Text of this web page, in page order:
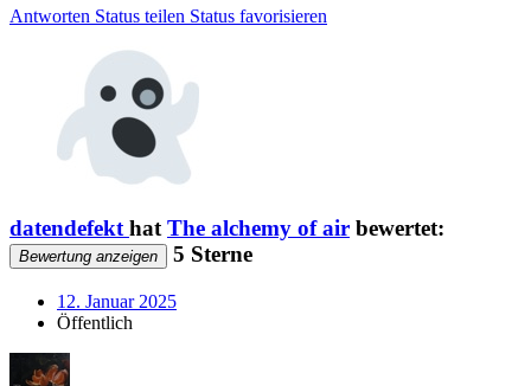
Antworten Status teilen Status favorisieren
datendefekt hat The alchemy of air bewertet:
Bewertung anzeigen 5 Sterne
12. Januar 2025
Öffentlich